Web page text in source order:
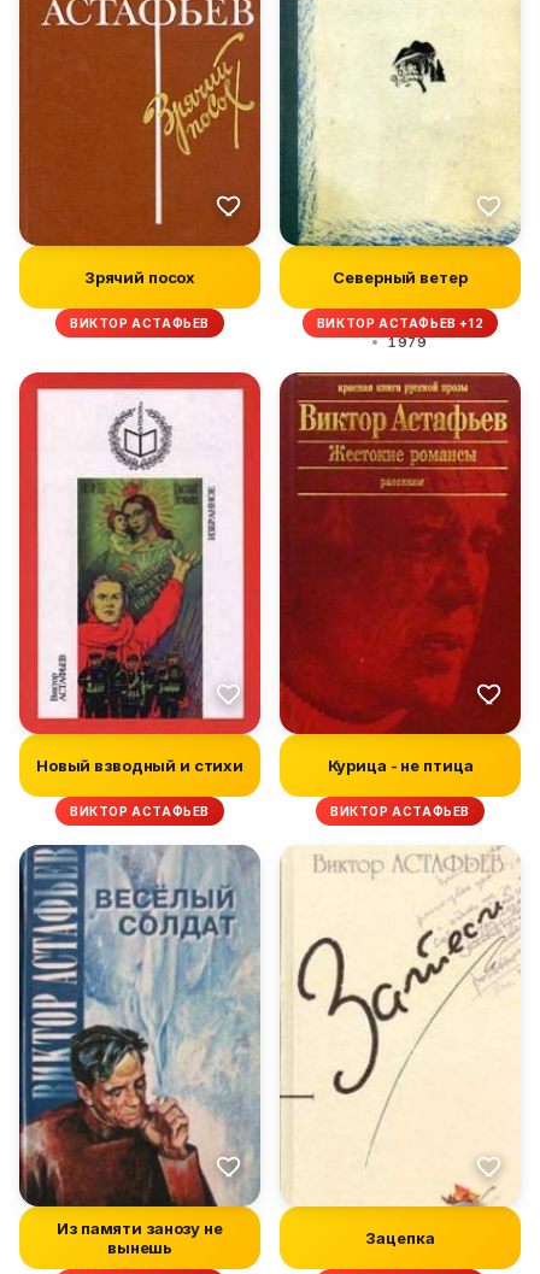
Зрячий посох
ВИКТОР АСТАФЬЕВ
Северный ветер
ВИКТОР АСТАФЬЕВ +12
1979
Новый взводный и стихи
ВИКТОР АСТАФЬЕВ
Курица - не птица
ВИКТОР АСТАФЬЕВ
Из памяти занозу не
вынешь
Зацепка